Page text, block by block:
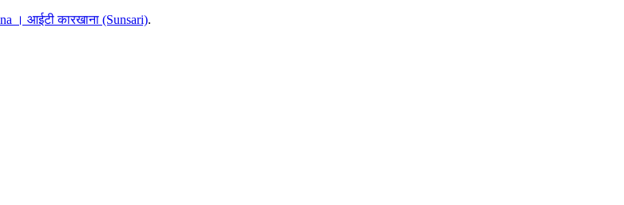
। आईटी कारखाना (Sunsari).